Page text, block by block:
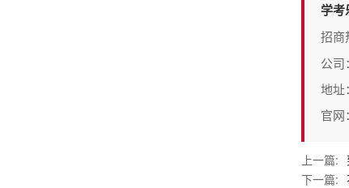
学考
招商
公司
地址
官网
上一篇:
下一篇: